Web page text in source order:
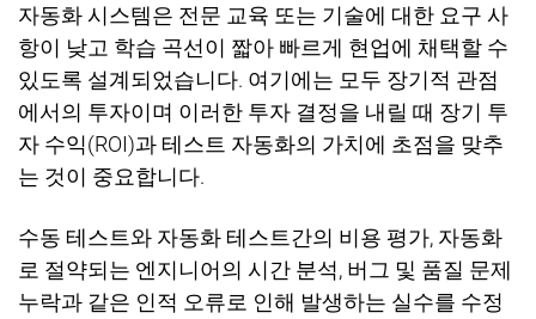
자동화 시스템은 전문 교육 또는 기술에 대한 요구 사
항이 낮고 학습 곡선이 짧아 빠르게 현업에 채택할 수
있도록 설계되었습니다. 여기에는 모두 장기적 관점
에서의 투자이며 이러한 투자 결정을 내릴 때 장기 투
자 수익(ROI)과 테스트 자동화의 가치에 초점을 맞추
는 것이 중요합니다.
수동 테스트와 자동화 테스트간의 비용 평가, 자동화
로 절약되는 엔지니어의 시간 분석, 버그 및 품질 문제
누락과 같은 인적 오류로 인해 발생하는 실수를 수정